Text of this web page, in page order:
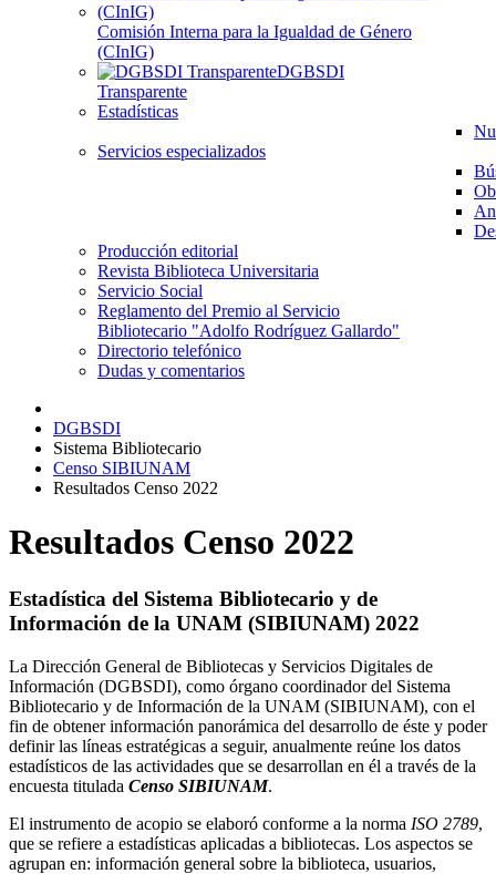
Comisión Interna para la Igualdad de Género
(CInIG)
DGBSDI
Transparente
Estadísticas
Servicios especializados
Producción editorial
Revista Biblioteca Universitaria
Servicio Social
Reglamento del Premio al Servicio
Bibliotecario "Adolfo Rodríguez Gallardo"
Directorio telefónico
Dudas y comentarios
DGBSDI
Sistema Bibliotecario
Censo SIBIUNAM
Resultados Censo 2022
Resultados Censo 2022
Estadística del Sistema Bibliotecario y de
Información de la UNAM (SIBIUNAM) 2022
La Dirección General de Bibliotecas y Servicios Digitales de
Información (DGBSDI), como órgano coordinador del Sistema
Bibliotecario y de Información de la UNAM (SIBIUNAM), con el
fin de obtener información panorámica del desarrollo de éste y poder
definir las líneas estratégicas a seguir, anualmente reúne los datos
estadísticos de las actividades que se desarrollan en él a través de la
encuesta titulada Censo SIBIUNAM.
El instrumento de acopio se elaboró conforme a la norma ISO 2789,
que se refiere a estadísticas aplicadas a bibliotecas. Los aspectos se
agrupan en: información general sobre la biblioteca, usuarios,